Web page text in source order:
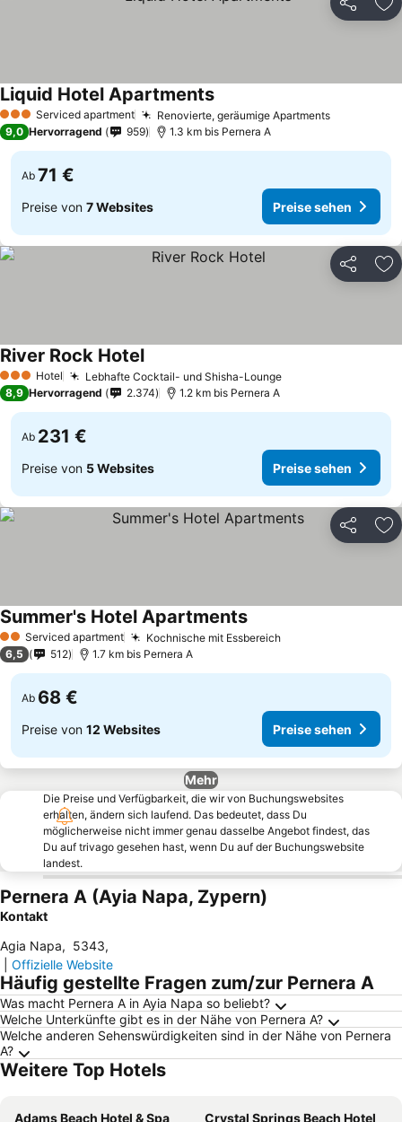
Teilen
3 SterneServiced apartment Renovierte, geräumige Apartments
Liquid Hotel Apartments
9,0 Hervorragend 959 1.3 km bis Pernera A
Ab 71 €
Preise von 7 Websites Preise sehen
Teilen
3 SterneHotel Lebhafte Cocktail- und Shisha-Lounge
River Rock Hotel
8,9 Hervorragend 2.374 1.2 km bis Pernera A
Ab 231 €
Preise von 5 Websites Preise sehen
Teilen
2 SterneServiced apartment Kochnische mit Essbereich
Summer's Hotel Apartments
6,5 512 1.7 km bis Pernera A
Ab 68 €
Preise von 12 Websites Preise sehen
Mehr
Die Preise und Verfügbarkeit, die wir von Buchungswebsites
erhalten, ändern sich laufend. Das bedeutet, dass Du
möglicherweise nicht immer genau dasselbe Angebot findest, das
Du auf trivago gesehen hast, wenn Du auf der Buchungswebsite
landest.
Pernera A (Ayia Napa, Zypern)
Kontakt
Agia Napa, 5343,
Offizielle Website
Häufig gestellte Fragen zum/zur Pernera A
Was macht Pernera A in Ayia Napa so beliebt?
Welche Unterkünfte gibt es in der Nähe von Pernera A?
Welche anderen Sehenswürdigkeiten sind in der Nähe von Pernera
A?
Weitere Top Hotels
Adams Beach Hotel & Spa
Crystal Springs Beach Hotel